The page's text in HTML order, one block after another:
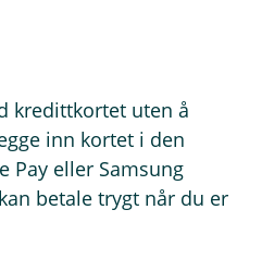
kredittkortet uten å
inn kortet i den
Pay eller Samsung
betale trygt når du er